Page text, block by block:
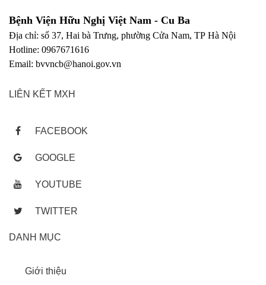
Bệnh Viện Hữu Nghị Việt Nam - Cu Ba
Địa chỉ: số 37, Hai bà Trưng, phường Cửa Nam, TP Hà Nội
Hotline: 0967671616
Email: bvvncb@hanoi.gov.vn
LIÊN KẾT MXH
FACEBOOK
GOOGLE
YOUTUBE
TWITTER
DANH MỤC
Giới thiệu